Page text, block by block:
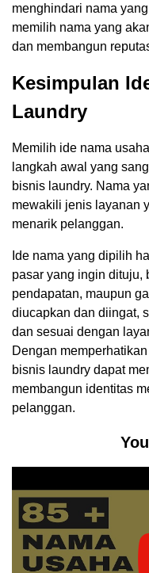
menghindari nama
memilih nama yang
dan membangun
Kesimpulan
Laundry
Memilih ide nama
langkah awal yang
bisnis laundry. Nama
mewakili jenis layanan
menarik pelanggan.
Ide nama yang dipilih
pasar yang ingin dituju,
pendapatan, maupun
diucapkan dan diingat,
dan sesuai dengan
Dengan
bisnis laundry dapat
membangun identitas
pelanggan.